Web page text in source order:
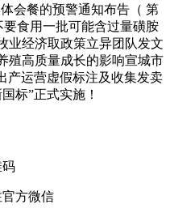
会餐的预警通知布告（ 第
食用一批可能含过量磺胺
业经济取政策立异团队发文
殖高质量成长的影响宣城市
产运营虚假标注及收集发卖
标”正式实施！
方微信